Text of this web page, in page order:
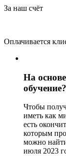
За наш счёт
Оплачивается
На
обучение?
Чтобы
иметь как
есть
которым
можно
июля 2023